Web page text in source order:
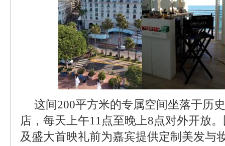
这间200平方米的专属空间坐落于历
店，每天上午11点至晚上8点对外开放
及盛大首映礼前为嘉宾提供定制美发与